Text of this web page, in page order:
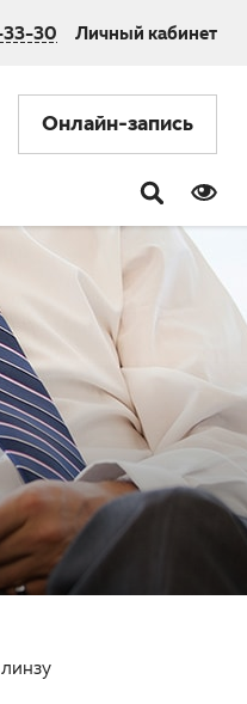
30 Личный кабинет
Онлайн-запись